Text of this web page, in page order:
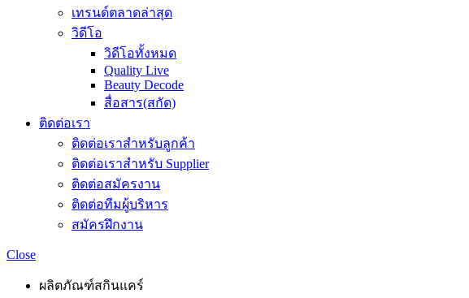
เทรนด์ตลาดล่าสุด
วิดีโอ
วิดีโอทั้งหมด
Quality Live
Beauty Decode
สื่อสาร(สกัด)
ติดต่อเรา
ติดต่อเราสำหรับลูกค้า
ติดต่อเราสำหรับ Supplier
ติดต่อสมัครงาน
ติดต่อทีมผู้บริหาร
สมัครฝึกงาน
Close
ผลิตภัณฑ์สกินแคร์